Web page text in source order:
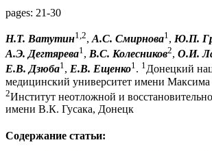
pages: 21-30
Н.Т. Ватутин1,2, А.С. Смирнова1 , Ю.П.
А.Э. Дегтярева1, В.С. Колесников2, О.И.
Е.В. Дзюба1, Е.В. Ещенко1. 1Донецкий
медицинский университет имени Максима
2Институт неотложной и
имени В.К. Гусака, Донецк
Содержание статьи: